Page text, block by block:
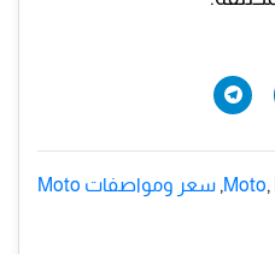
Moto,
,
سعر ومواصفات Moto